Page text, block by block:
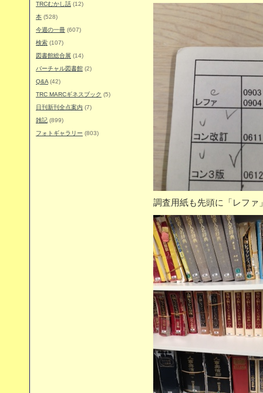
TRCむかし話 (12)
本 (528)
今週の一冊 (607)
検索 (107)
図書館総合展 (14)
バーチャル図書館 (2)
Q&A (42)
TRC MARCギネスブック (5)
日刊新刊全点案内 (7)
雑記 (899)
フォトギャラリー (803)
調査用紙も先頭に「レファ